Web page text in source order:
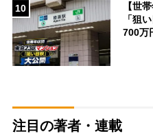
10
【世
「狙
700万
注目の著者・連載